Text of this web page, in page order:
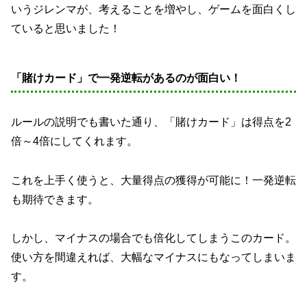
いうジレンマが、考えることを増やし、ゲームを面白くし
ていると思いました！
「賭けカード」で一発逆転があるのが面白い！
ルールの説明でも書いた通り、「賭けカード」は得点を2
倍～4倍にしてくれます。
これを上手く使うと、大量得点の獲得が可能に！一発逆転
も期待できます。
しかし、マイナスの場合でも倍化してしまうこのカード。
使い方を間違えれば、大幅なマイナスにもなってしまいま
す。